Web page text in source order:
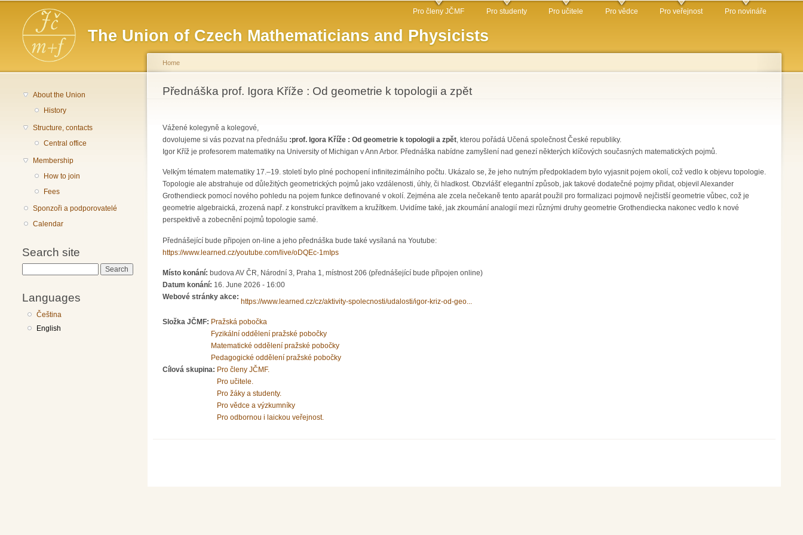
The Union of Czech Mathematicians and Physicists
Main menu Pro členy JČMF Pro studenty Pro učitele Pro vědce Pro veřejnost Pro novináře
About the Union
History
Structure, contacts
Central office
Membership
How to join
Fees
Sponzoři a podporovatelé
Calendar
Search site
Languages
Čeština
English
You are here
Home
Přednáška prof. Igora Kříže : Od geometrie k topologii a zpět
Vážené kolegyně a kolegové,
dovolujeme si vás pozvat na přednášu :prof. Igora Kříže : Od geometrie k topologii a zpět , kterou pořádá Učená společnost České republiky.
Igor Kříž je profesorem matematiky na University of Michigan v Ann Arbor. Přednáška nabídne zamyšlení nad genezí některých klíčových současných matematických pojmů.
Velkým tématem matematiky 17.–19. století bylo plné pochopení infinitezimálního počtu. Ukázalo se, že jeho nutným předpokladem bylo vyjasnit pojem okolí, což vedlo k objevu topologie.
Topologie ale abstrahuje od důležitých geometrických pojmů jako vzdálenosti, úhly, či hladkost. Obzvlášť elegantní způsob, jak takové dodatečné pojmy přidat, objevil Alexander
Grothendieck pomocí nového pohledu na pojem funkce definované v okolí. Zejména ale zcela nečekaně tento aparát použil pro formalizaci pojmově nejčistší geometrie vůbec, což je
geometrie algebraická, zrozená např. z konstrukcí pravítkem a kružítkem. Uvidíme také, jak zkoumání analogií mezi různými druhy geometrie Grothendiecka nakonec vedlo k nové
perspektivě a zobecnění pojmů topologie samé.
Přednášející bude připojen on-line a jeho přednáška bude také vysílaná na Youtube:
https://www.learned.cz/youtube.com/live/oDQEc-1mIps
Místo konání: budova AV ČR, Národní 3, Praha 1, místnost 206 (přednášející bude připojen online)
Datum konání: 16. June 2026 - 16:00
Webové stránky akce:
https://www.learned.cz/cz/aktivity-spolecnosti/udalosti/igor-kriz-od-geo...
Složka JČMF: Pražská pobočka
Fyzikální oddělení pražské pobočky
Matematické oddělení pražské pobočky
Pedagogické oddělení pražské pobočky
Cílová skupina: Pro členy JČMF.
Pro učitele.
Pro žáky a studenty.
Pro vědce a výzkumníky
Pro odbornou i laickou veřejnost.